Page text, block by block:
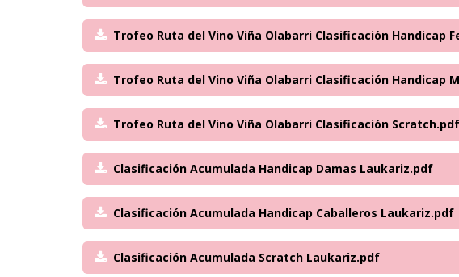
Trofeo Ruta del Vino Viña Olabarri Clasificación Handicap
Trofeo Ruta del Vino Viña Olabarri Clasificación Handicap
Trofeo Ruta del Vino Viña Olabarri Clasificación Scratch.pdf
Clasificación Acumulada Handicap Damas Laukariz.pdf
Clasificación Acumulada Handicap Caballeros Laukariz.pdf
Clasificación Acumulada Scratch Laukariz.pdf